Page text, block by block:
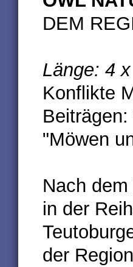
DEM
Länge: 4
Konflikte
"Möwen
Nach
in der
der